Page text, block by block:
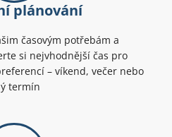
plánování
časovým potřebám a
si nejvhodnější čas pro
– víkend, večer nebo
termín